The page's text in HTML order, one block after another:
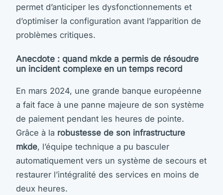
permet d’anticiper les dysfonctionnements et
d’optimiser la configuration avant l’apparition de
problèmes critiques.
Anecdote : quand mkde a permis de résoudre
un incident complexe en un temps record
En mars 2024, une grande banque européenne
a fait face à une panne majeure de son système
de paiement pendant les heures de pointe.
Grâce à la robustesse de son infrastructure
mkde, l’équipe technique a pu basculer
automatiquement vers un système de secours et
restaurer l’intégralité des services en moins de
deux heures.